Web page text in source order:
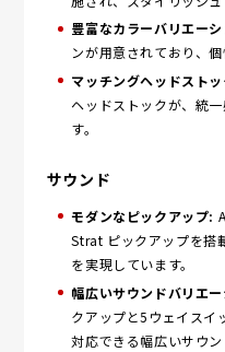
豊富なカラーバリエー
ンが用意されており、個
マッチングヘッドスト
ヘッドストックが、統
す。
サウンド
モダンなピックアップ:
Strat ピックアップを搭
を実現しています。
幅広いサウンドバリエ
クアップと5ウェイスイ
対応できる幅広いサウ